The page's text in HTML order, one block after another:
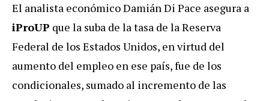
El analista económico Damián Di Pace asegura a
iProUP que la suba de la tasa de la Reserva
Federal de los Estados Unidos, en virtud del
aumento del empleo en ese país, fue de los
condicionales, sumado al incremento de las